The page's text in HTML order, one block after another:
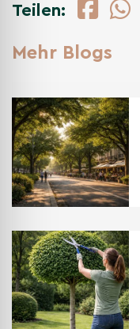
Teilen:
Mehr Blogs